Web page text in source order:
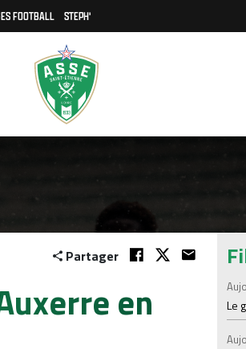
FOOTBALL STEPH'
Partager
en Le